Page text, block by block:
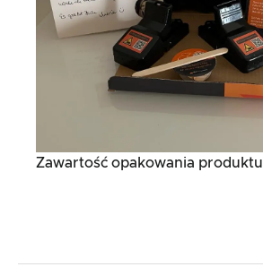
Zawartość opakowania produktu